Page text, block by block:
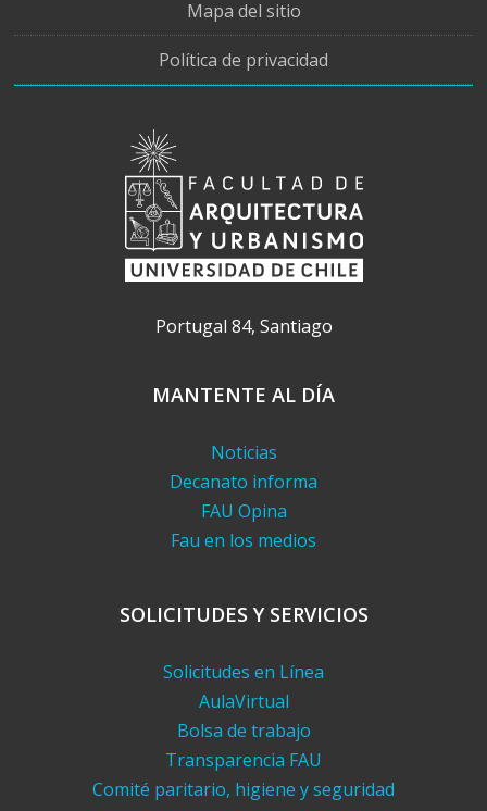
Mapa del sitio
Política de privacidad
Portugal 84, Santiago
MANTENTE AL DÍA
Noticias
Decanato informa
FAU Opina
Fau en los medios
SOLICITUDES Y SERVICIOS
Solicitudes en Línea
AulaVirtual
Bolsa de trabajo
Transparencia FAU
Comité paritario, higiene y seguridad